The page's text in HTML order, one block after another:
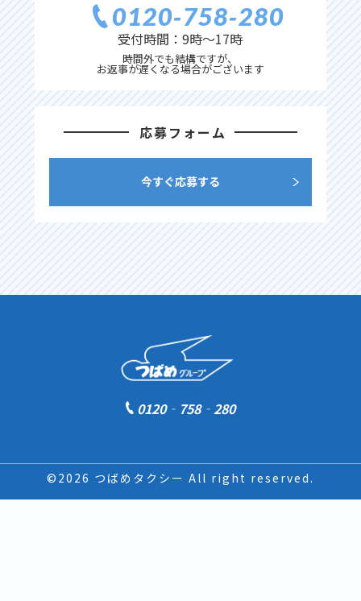
0120‐758‐280
受付時間：9時〜17時
時間外でも結構ですが、
お返事が遅くなる場合がございます
応募フォーム
今すぐ応募する
0120‐758‐280
©2026 つばめタクシー All right reserved.